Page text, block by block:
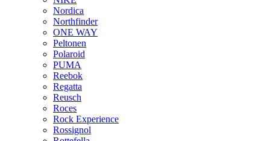
Nordica
Northfinder
ONE WAY
Peltonen
Polaroid
PUMA
Reebok
Regatta
Reusch
Roces
Rock Experience
Rossignol